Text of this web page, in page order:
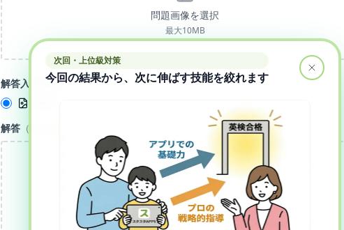
問題画像を選択
最大10MB
解答入力方法
解答 （
解答画像を選択
最大10MB
次回・上位級対策
今回の結果から、次に伸ばす技能を絞れます